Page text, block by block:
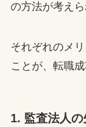
の方法が考えら
それぞれのメ
ことが、転職
1. 監査法人